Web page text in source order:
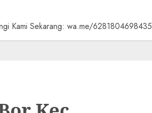
Kami Sekarang: wa.me/6281804698435